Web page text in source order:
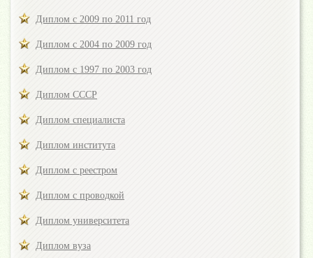
Диплом с 2009 по 2011 год
Диплом с 2004 по 2009 год
Диплом с 1997 по 2003 год
Диплом СССР
Диплом специалиста
Диплом института
Диплом с реестром
Диплом с проводкой
Диплом университета
Диплом вуза